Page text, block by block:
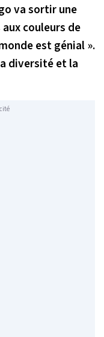
va sortir une
couleurs de
est génial ».
diversité et la